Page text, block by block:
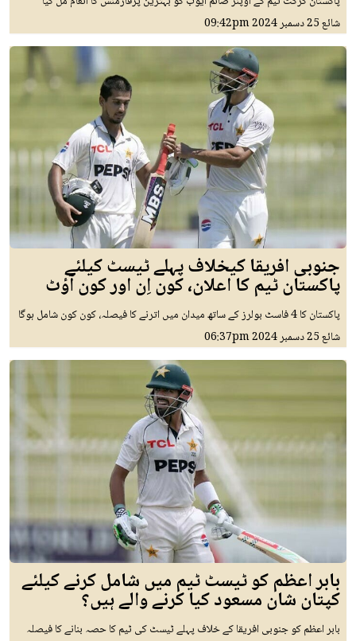
شائع25 دسمبر 2024 09:42pm
جنوبی افریقا کیخلاف پہلے ٹیسٹ کیلئے
پاکستان ٹیم کا اعلان، کون اِن اور کون آؤٹ
پاکستان کا 4 فاسٹ بولرز کے ساتھ میدان میں اترنے کا فیصلہ، کون کون شامل ہوگا
شائع25 دسمبر 2024 06:37pm
بابر اعظم کو ٹیسٹ ٹیم میں شامل کرنے کیلئے
کپتان شان مسعود کیا کرنے والے ہیں؟
بابر اعظم کو جنوبی افریقا کے خلاف پہلے ٹیسٹ کی ٹیم کا حصہ بنانے کا فیصلہ